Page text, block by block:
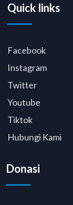
Quick links
Facebook
Instagram
Twitter
Youtube
Tiktok
Hubungi Kami
Donasi